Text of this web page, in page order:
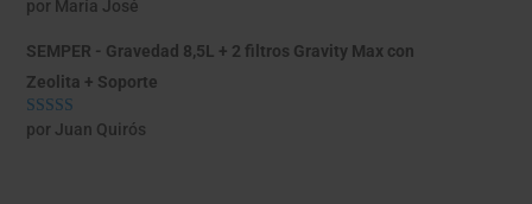
Valorado con
por María José
SEMPER - Gravedad 8,5L + 2 filtros Gravity Max con
Zeolita + Soporte
Valorado con
por Juan Quirós